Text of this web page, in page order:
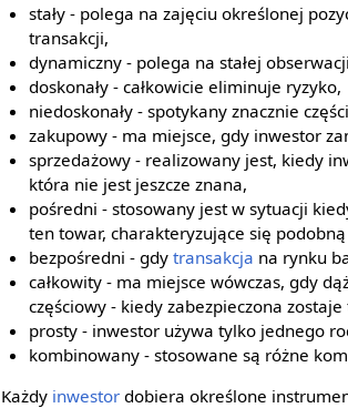
stały - polega na zajęciu określonej
transakcji,
dynamiczny - polega na stałej
doskonały - całkowicie eliminuje ryzyko,
niedoskonały - spotykany znacznie
zakupowy - ma miejsce, gdy inwestor
sprzedażowy - realizowany jest, kiedy
która nie jest jeszcze znana,
pośredni - stosowany jest w sytuacji
ten towar, charakteryzujące się
bezpośredni - gdy transakcja na rynku
całkowity - ma miejsce wówczas, gdy
częściowy - kiedy zabezpieczona
prosty - inwestor używa tylko jednego
kombinowany - stosowane są różne
Każdy inwestor dobiera określone